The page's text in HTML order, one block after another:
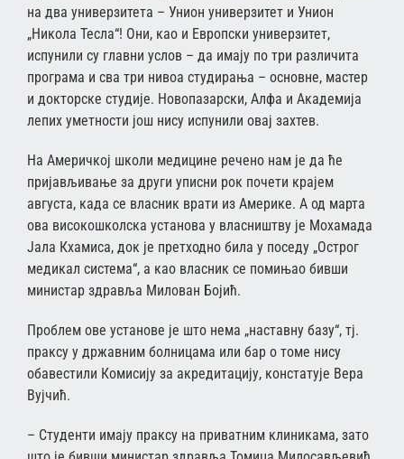
на два универзитета – Унион универзитет и Унион
„Никола Тесла“! Они, као и Европски универзитет,
испунили су главни услов – да имају по три различита
програма и сва три нивоа студирања – основне, мастер
и докторске студије. Новопазарски, Алфа и Академија
лепих уметности још нису испунили овај захтев.
На Америчкој школи медицине речено нам је да ће
пријављивање за други уписни рок почети крајем
августа, када се власник врати из Америке. А од марта
ова високошколска установа у власништву је Мохамада
Јала Кхамиса, док је претходно била у поседу „Острог
медикал система“, а као власник се помињао бивши
министар здравља Милован Бојић.
Проблем ове установе је што нема „наставну базу“, тј.
праксу у државним болницама или бар о томе нису
обавестили Комисију за акредитацију, констатује Вера
Вујчић.
– Студенти имају праксу на приватним клиникама, зато